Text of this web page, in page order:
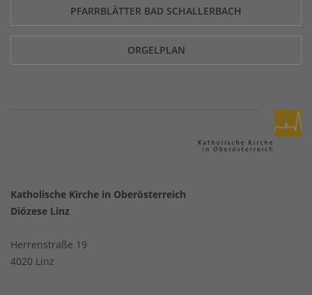
PFARRBLÄTTER BAD SCHALLERBACH
ORGELPLAN
Katholische Kirche in Oberösterreich
Diözese Linz
Herrenstraße 19
4020 Linz